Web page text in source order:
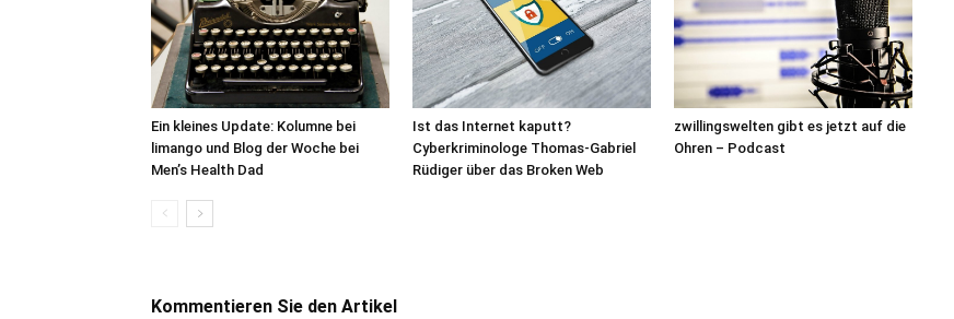
Ein kleines Update: Kolumne bei
limango und Blog der Woche bei
Men’s Health Dad
Ist das Internet kaputt?
Cyberkriminologe Thomas-Gabriel
Rüdiger über das Broken Web
zwillingswelten gibt es jetzt auf die
Ohren – Podcast
Kommentieren Sie den Artikel